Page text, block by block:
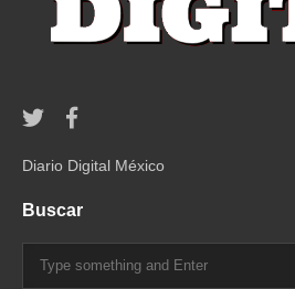
Diario Digital México
Buscar